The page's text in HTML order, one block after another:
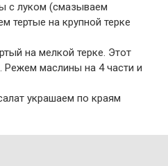
с луком (смазываем
тертые на крупной терке
на мелкой терке. Этот
маслины на 4 части и
украшаем по краям